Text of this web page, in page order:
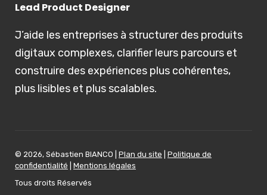
Lead Product Designer
J’aide les entreprises à structurer des produits
digitaux complexes, clarifier leurs parcours et
construire des expériences plus cohérentes,
plus lisibles et plus scalables.
© 2026, Sébastien BIANCO | Plan du site
Politique de
confidentialité
Mentions légales
Tous droits Réservés